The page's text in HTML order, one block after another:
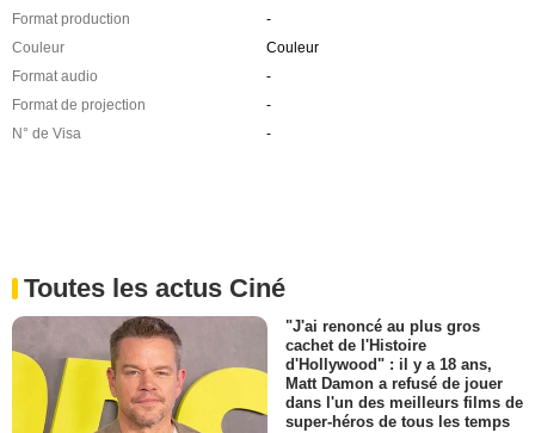
Format production
-
Couleur
Couleur
Format audio
-
Format de projection
-
N° de Visa
-
Toutes les actus Ciné
"J'ai renoncé au plus gros
cachet de l'Histoire
d'Hollywood" : il y a 18 ans,
Matt Damon a refusé de jouer
dans l'un des meilleurs films de
super-héros de tous les temps